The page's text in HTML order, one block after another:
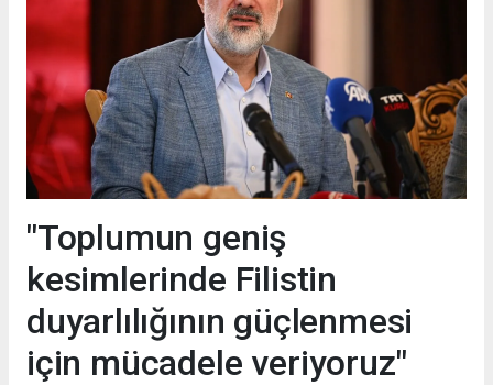
"Toplumun geniş
kesimlerinde Filistin
duyarlılığının güçlenmesi
için mücadele veriyoruz"